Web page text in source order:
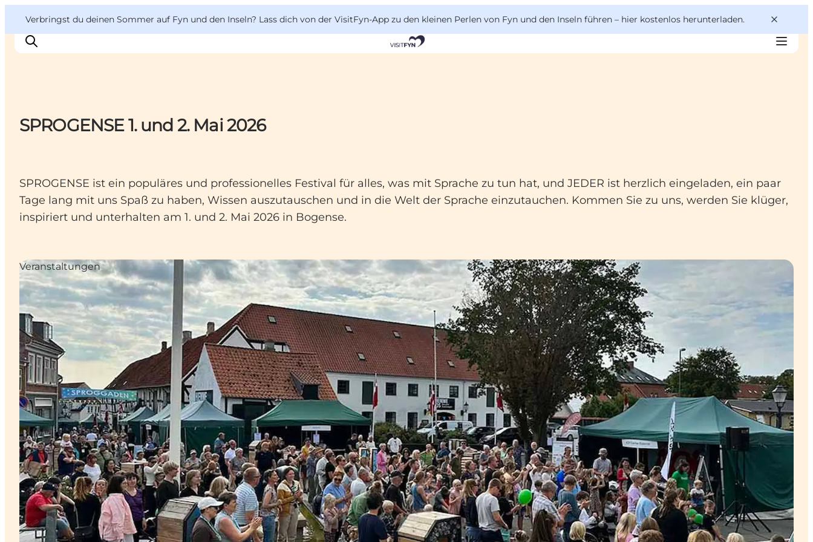
Verbringst du deinen Sommer auf Fyn und den Inseln? Lass dich von der VisitFyn-App zu den kleinen Perlen von Fyn und den Inseln führen – hier kostenlos herunterladen.
Reise Ideen
Übernachtung
VisitFyn
Deutsch
SPROGENSE 1. und 2. Mai 2026
SPROGENSE ist ein populäres und professionelles Festival für alles, was mit Sprache zu tun hat, und JEDER ist herzlich eingeladen, ein paar
Tage lang mit uns Spaß zu haben, Wissen auszutauschen und in die Welt der Sprache einzutauchen. Kommen Sie zu uns, werden Sie klüger,
inspiriert und unterhalten am 1. und 2. Mai 2026 in Bogense.
Veranstaltungen